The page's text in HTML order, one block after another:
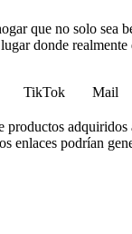
que no solo
donde realmente
TikTok Mail
podrían